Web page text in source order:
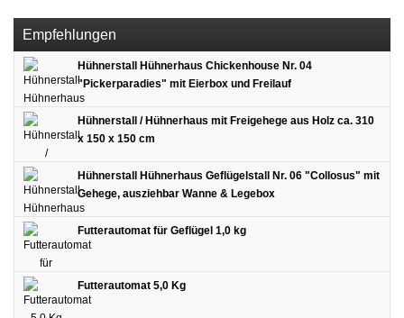
Empfehlungen
Hühnerstall Hühnerhaus Chickenhouse Nr. 04
"Pickerparadies" mit Eierbox und Freilauf
Hühnerstall / Hühnerhaus mit Freigehege aus Holz ca. 310
x 150 x 150 cm
Hühnerstall Hühnerhaus Geflügelstall Nr. 06 "Collosus" mit
Gehege, ausziehbar Wanne & Legebox
Futterautomat für Geflügel 1,0 kg
Futterautomat 5,0 Kg